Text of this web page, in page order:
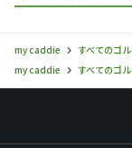
my caddie すべてのゴ
my caddie
すべてのゴ